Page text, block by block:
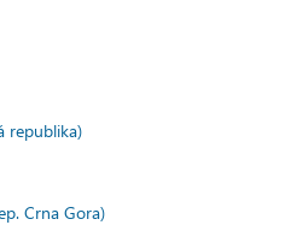
republika)
Crna Gora)